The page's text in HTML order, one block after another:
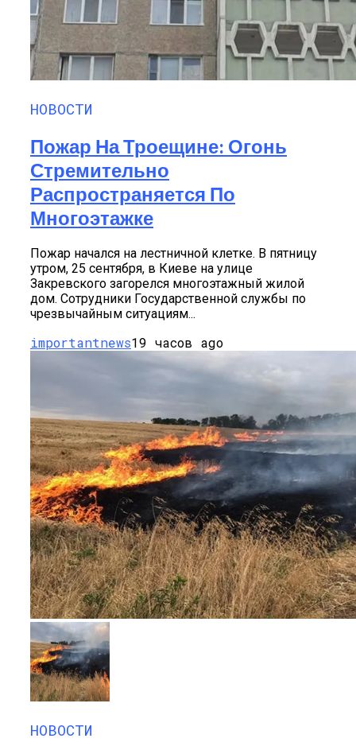
НОВОСТИ
Пожар На Троещине: Огонь
Стремительно
Распространяется По
Многоэтажке
Пожар начался на лестничной клетке. В пятницу
утром, 25 сентября, в Киеве на улице
Закревского загорелся многоэтажный жилой
дом. Сотрудники Государственной службы по
чрезвычайным ситуациям...
importantnews19 часов ago
НОВОСТИ